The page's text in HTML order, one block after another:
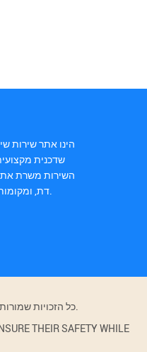
הינו אתר שירות
שדכנית
השירות משרת את
THEIR SAFETY WHILE